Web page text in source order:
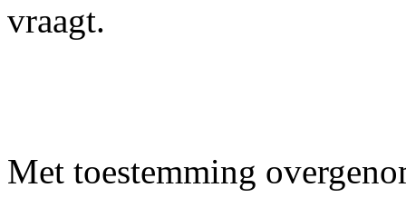
vraagt.
Met toestemming